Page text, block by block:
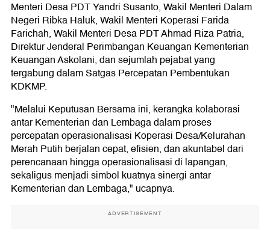
Menteri Desa PDT Yandri Susanto, Wakil Menteri Dalam
Negeri Ribka Haluk, Wakil Menteri Koperasi Farida
Farichah, Wakil Menteri Desa PDT Ahmad Riza Patria,
Direktur Jenderal Perimbangan Keuangan Kementerian
Keuangan Askolani, dan sejumlah pejabat yang
tergabung dalam Satgas Percepatan Pembentukan
KDKMP.
"Melalui Keputusan Bersama ini, kerangka kolaborasi
antar Kementerian dan Lembaga dalam proses
percepatan operasionalisasi Koperasi Desa/Kelurahan
Merah Putih berjalan cepat, efisien, dan akuntabel dari
perencanaan hingga operasionalisasi di lapangan,
sekaligus menjadi simbol kuatnya sinergi antar
Kementerian dan Lembaga," ucapnya.
ADVERTISEMENT